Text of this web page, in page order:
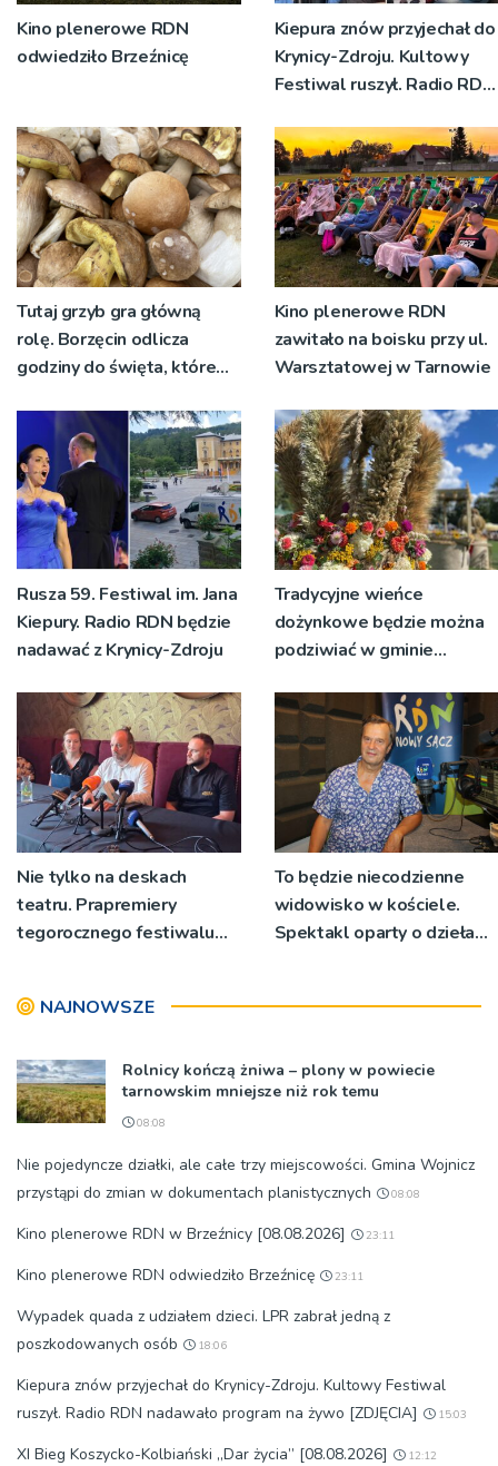
Kino plenerowe RDN
odwiedziło Brzeźnicę
Kiepura znów przyjechał do
Krynicy-Zdroju. Kultowy
Festiwal ruszył. Radio RDN
żywo [ZDJĘCIA]
Tutaj grzyb gra główną
rolę. Borzęcin odlicza
godziny do święta, które
pokoleń
Kino plenerowe RDN
zawitało na boisku przy ul.
Warsztatowej w Tarnowie
Rusza 59. Festiwal im. Jana
Kiepury. Radio RDN będzie
nadawać z Krynicy-Zdroju
Tradycyjne wieńce
dożynkowe będzie można
podziwiać w gminie
Nie tylko na deskach
teatru. Prapremiery
tegorocznego festiwalu
okolicznościach
To będzie niecodzienne
widowisko w kościele.
Spektakl oparty o dzieła
NAJNOWSZE
Rolnicy kończą żniwa – plony w powiecie
tarnowskim mniejsze niż rok temu
08:08
Nie pojedyncze działki, ale całe trzy miejscowości. Gmina Wojnicz
przystąpi do zmian w dokumentach planistycznych
08:08
Kino plenerowe RDN w Brzeźnicy [08.08.2026] 23:11
Kino plenerowe RDN odwiedziło Brzeźnicę 23:11
Wypadek quada z udziałem dzieci. LPR zabrał jedną z
poszkodowanych osób
18:06
Kiepura znów przyjechał do Krynicy-Zdroju. Kultowy Festiwal
ruszył. Radio RDN nadawało program na żywo [ZDJĘCIA]
15:03
XI Bieg Koszycko-Kolbiański „Dar życia” [08.08.2026] 12:12